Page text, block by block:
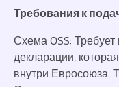
Требования к
Схема OSS:
декларации,
внутри Евросоюза.